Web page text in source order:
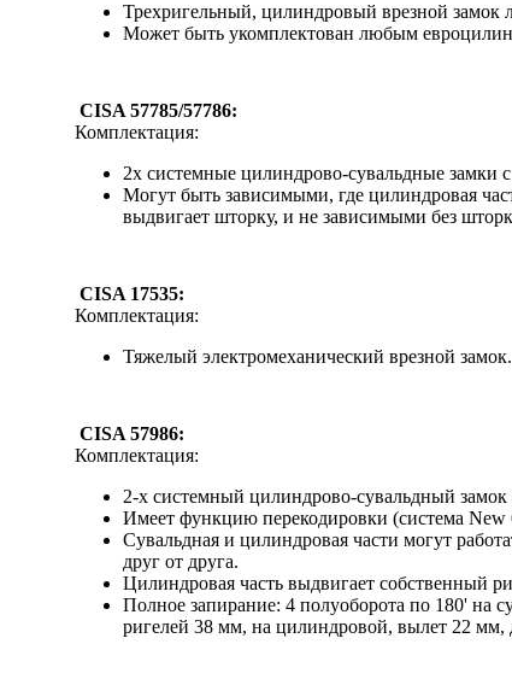
Трехригельный, цилиндровый врезной замок
Может быть укомплектован любым
CISA 57785/57786:
Комплектация:
2х системные цилиндрово-сувальдные замки
Могут быть зависимыми, где цилиндровая
выдвигает шторку, и не зависимыми без
CISA 17535:
Комплектация:
Тяжелый электромеханический врезной замок.
CISA 57986:
Комплектация:
2-х системный цилиндрово-сувальдный замок
Имеет функцию перекодировки (система New
Сувальдная и цилиндровая части могут
друг от друга.
Цилиндровая часть выдвигает собственный
Полное запирание: 4 полуоборота по 180' на
ригелей 38 мм, на цилиндровой, вылет 22 мм,